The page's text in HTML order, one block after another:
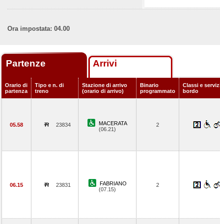
Ora impostata: 04.00
Partenze Arrivi
Orario di
partenza
Tipo e n. di
treno
Stazione di arrivo
(orario di arrivo)
Binario
programmato
Classi e
bordo
05.58 23834
MACERATA
(06.21)
2
06.15 23831
FABRIANO
(07.15)
2